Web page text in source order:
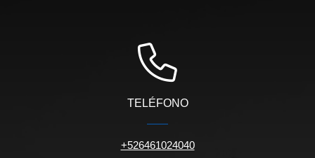
TELÉFONO
+526461024040